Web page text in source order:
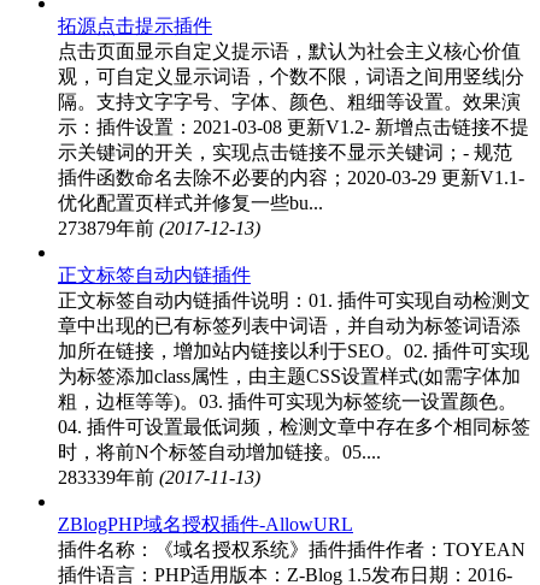
拓源点击提示插件
点击页面显示自定义提示语，默认为社会主义核心价值
观，可自定义显示词语，个数不限，词语之间用竖线|分
隔。支持文字字号、字体、颜色、粗细等设置。效果演
示：插件设置：2021-03-08 更新V1.2- 新增点击链接不提
示关键词的开关，实现点击链接不显示关键词；- 规范
插件函数命名去除不必要的内容；2020-03-29 更新V1.1-
优化配置页样式并修复一些bu...
273879年前 (2017-12-13)
正文标签自动内链插件
正文标签自动内链插件说明：01. 插件可实现自动检测文
章中出现的已有标签列表中词语，并自动为标签词语添
加所在链接，增加站内链接以利于SEO。02. 插件可实现
为标签添加class属性，由主题CSS设置样式(如需字体加
粗，边框等等)。03. 插件可实现为标签统一设置颜色。
04. 插件可设置最低词频，检测文章中存在多个相同标签
时，将前N个标签自动增加链接。05....
283339年前 (2017-11-13)
ZBlogPHP域名授权插件-AllowURL
插件名称：《域名授权系统》插件插件作者：TOYEAN
插件语言：PHP适用版本：Z-Blog 1.5发布日期：2016-